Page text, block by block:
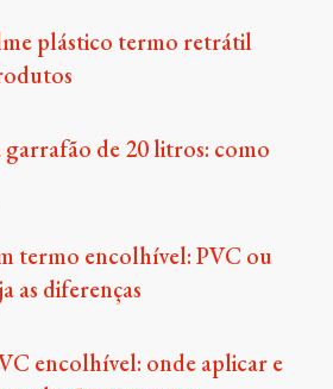
plástico termo retrátil
garrafão de 20 litros: como
termo encolhível: PVC ou
as diferenças
encolhível: onde aplicar e